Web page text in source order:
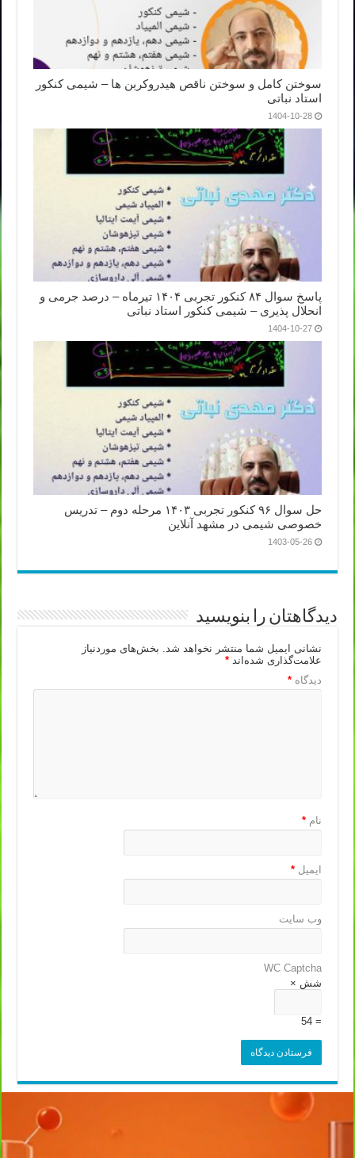
سوختن کامل و سوختن ناقص هیدروکربن ها – شیمی کنکور
استاد نباتی
1404-10-28
پاسخ سوال ۸۴ کنکور تجربی ۱۴۰۴ تیرماه – درصد جرمی و
انحلال پذیری – شیمی کنکور استاد نباتی
1404-10-27
حل سوال ۹۶ کنکور تجربی ۱۴۰۳ مرحله دوم – تدریس
خصوصی شیمی در مشهد آنلاین
1403-05-26
دیدگاهتان را بنویسید
نشانی ایمیل شما منتشر نخواهد شد.
بخش‌های موردنیاز
علامت‌گذاری شده‌اند*
دیدگاه*
نام*
ایمیل*
وب‌ سایت
WC Captcha
شش ×
= 54